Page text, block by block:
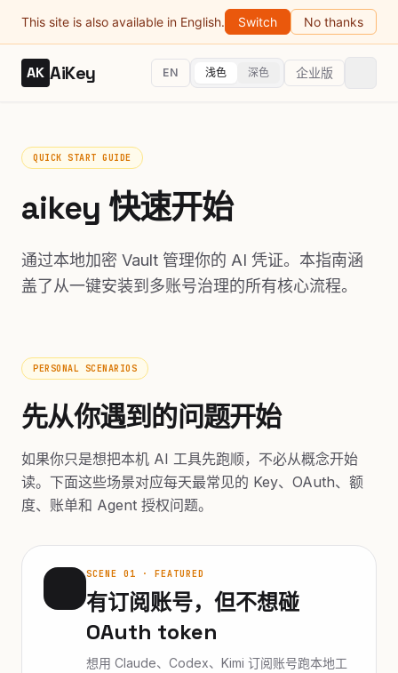
This site is also available in English. Switch No thanks
AK AiKey EN 浅色 深色 企业版
QUICK START GUIDE
aikey 快速开始
通过本地加密 Vault 管理你的 AI 凭证。本指南涵
盖了从一键安装到多账号治理的所有核心流程。
PERSONAL SCENARIOS
先从你遇到的问题开始
如果你只是想把本机 AI 工具先跑顺，不必从概念开始
读。下面这些场景对应每天最常见的 Key、OAuth、额
度、账单和 Agent 授权问题。
SCENE 01 · FEATURED
有订阅账号，但不想碰
OAuth token
想用 Claude、Codex、Kimi 订阅账号跑本地工